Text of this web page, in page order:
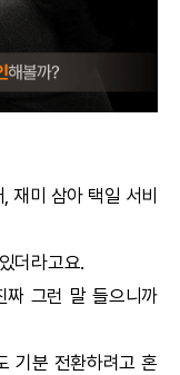
재미 삼아 택일 서비
더라고요.
짜 그런 말 들으니까
기분 전환하려고 혼